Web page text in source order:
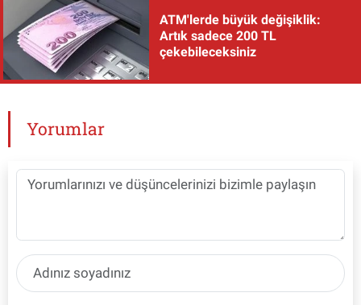
ATM'lerde büyük değişiklik:
Artık sadece 200 TL
çekebileceksiniz
Yorumlar